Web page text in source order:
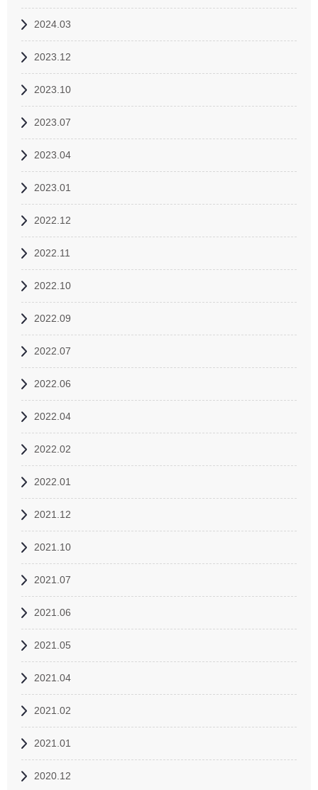
2024.03
2023.12
2023.10
2023.07
2023.04
2023.01
2022.12
2022.11
2022.10
2022.09
2022.07
2022.06
2022.04
2022.02
2022.01
2021.12
2021.10
2021.07
2021.06
2021.05
2021.04
2021.02
2021.01
2020.12